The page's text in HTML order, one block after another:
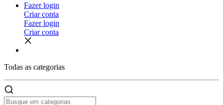
Fazer login
Criar conta
Fazer login
Criar conta
Todas as categorias